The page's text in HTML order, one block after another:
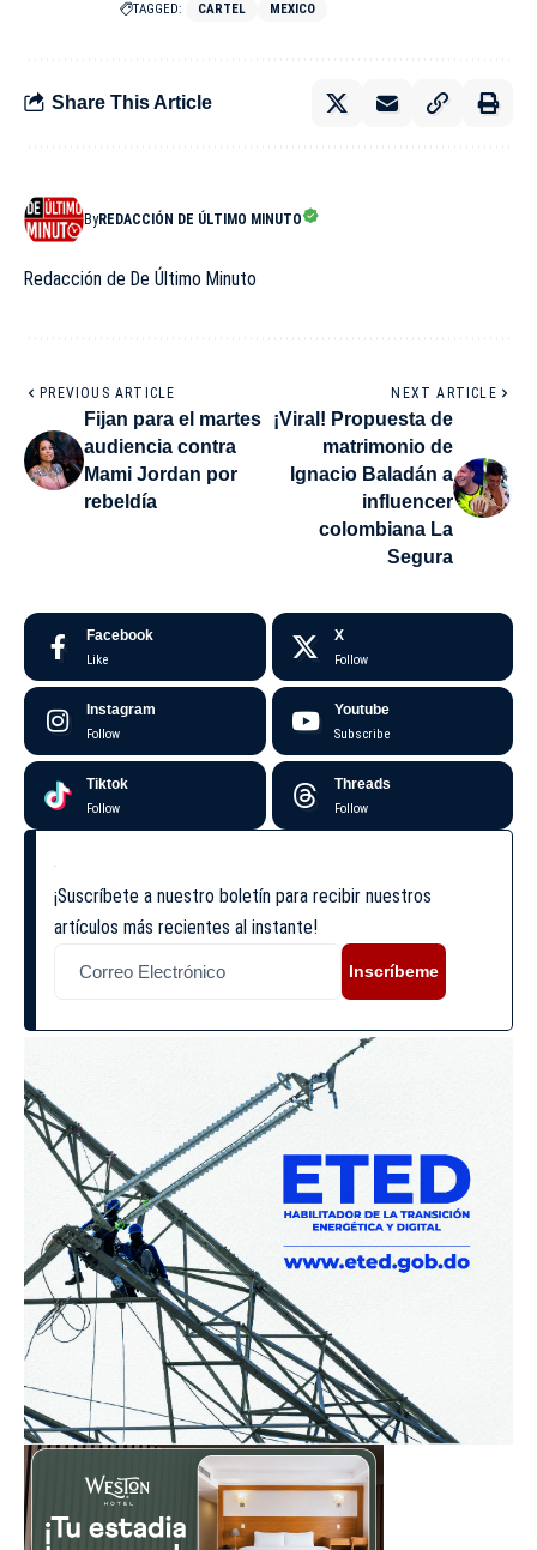
TAGGED: CARTEL MEXICO
Share This Article
ByREDACCIÓN DE ÚLTIMO MINUTO
Redacción de De Último Minuto
PREVIOUS ARTICLE
Fijan para el martes
audiencia contra
Mami Jordan por
rebeldía
NEXT ARTICLE
¡Viral! Propuesta de
matrimonio de
Ignacio Baladán a
influencer
colombiana La
Segura
Facebook
Like
X
Follow
Instagram
Follow
Youtube
Subscribe
Tiktok
Follow
Threads
Follow
¡Suscríbete a nuestro boletín para recibir nuestros
artículos más recientes al instante!
Inscríbeme